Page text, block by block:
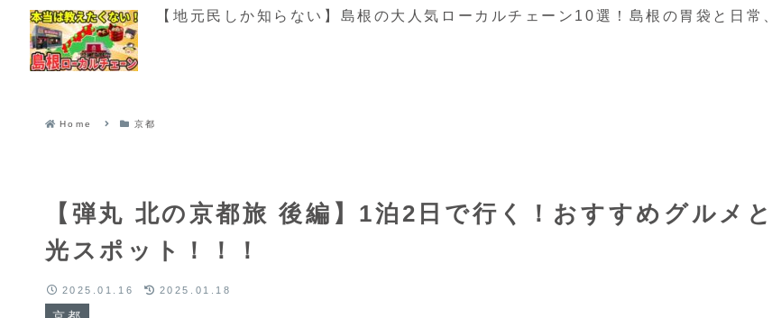
【地元民しか知らない】島根の大人気ローカルチェーン10選！島根の胃袋と日常
Home 京都
【弾丸 北の京都旅 後編】1泊2日で行く！おすすめグルメ
光スポット！！！
2025.01.16 2025.01.18